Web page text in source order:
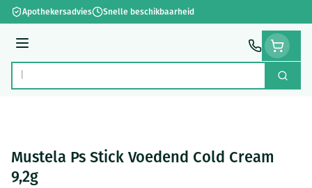
Ga naar de inhoud
Apothekersadvies Snelle beschikbaarheid
Menu
Product, merk, categorie... Zoek
Mustela Ps Stick Voedend Cold Cream
9,2g